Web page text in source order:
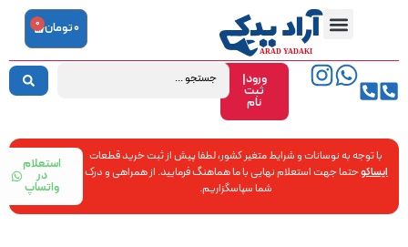
ورود|
ثبت
نام
0تومان 0
با توجه به نوسانات و شرایط متغیر کشور، لطفا پیش از ثبت خرید قطعات
ایساکوحتما جهت استعلام نهایی با ما هماهنگ فرمایید. از همراهی و درک
شما سپاسگزاریم.
استعلام
در
واتساپ